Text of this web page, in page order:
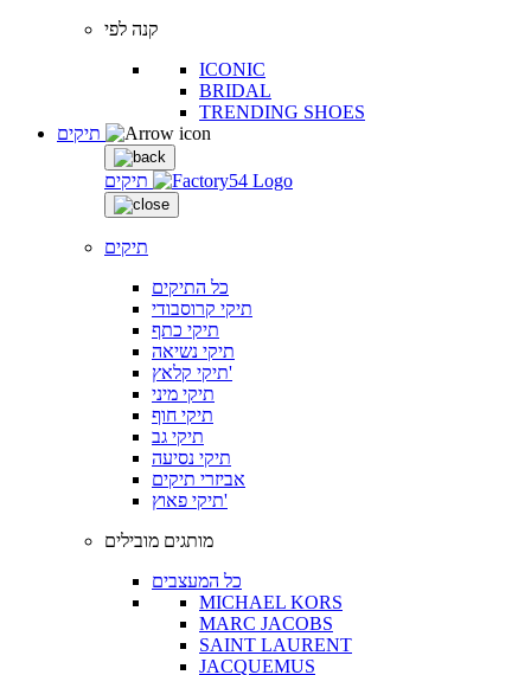
קנה לפי
ICONIC
BRIDAL
TRENDING SHOES
תיקים
תיקים
כל התיקים
תיקי קרוסבודי
תיקי כתף
תיקי נשיאה
תיקי קלאץ'
תיקי מיני
תיקי חוף
תיקי גב
תיקי נסיעה
אביזרי תיקים
תיקי פאוץ'
מותגים מובילים
כל המעצבים
MICHAEL KORS
MARC JACOBS
SAINT LAURENT
JACQUEMUS